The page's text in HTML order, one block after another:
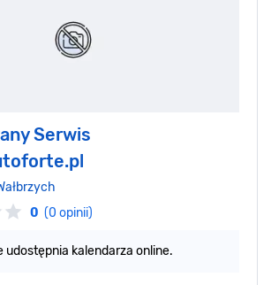
Serwis
0 (0 opinii)
udostępnia kalendarza online.